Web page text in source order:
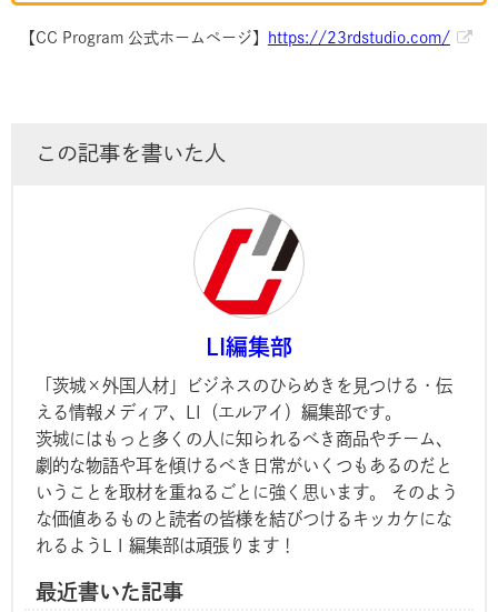
【CC Program 公式ホームページ】 https://23rdstudio.com/
この記事を書いた人
LI編集部
「茨城×外国人材」ビジネスのひらめきを見つける・伝
える情報メディア、LI（エルアイ）編集部です。
茨城にはもっと多くの人に知られるべき商品やチーム、
劇的な物語や耳を傾けるべき日常がいくつもあるのだと
いうことを取材を重ねるごとに強く思います。 そのよう
な価値あるものと読者の皆様を結びつけるキッカケにな
れるようL I 編集部は頑張ります！
最近書いた記事